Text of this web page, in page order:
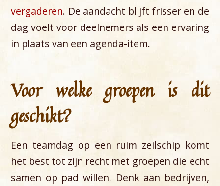
vergaderen. De aandacht blijft frisser en de
dag voelt voor deelnemers als een ervaring
in plaats van een agenda-item.
Voor welke groepen is dit
geschikt?
Een teamdag op een ruim zeilschip komt
het best tot zijn recht met groepen die echt
samen op pad willen. Denk aan bedrijven,